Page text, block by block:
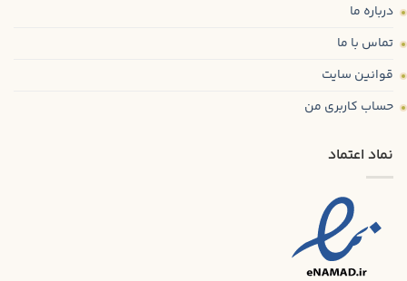
درباره ما
تماس با ما
قوانین سایت
حساب کاربری من
نماد اعتماد